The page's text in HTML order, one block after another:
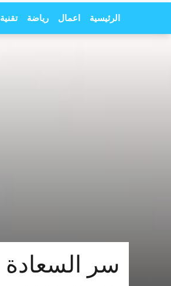
الرئيسية اعمال رياضة تقنية
سر السعادة